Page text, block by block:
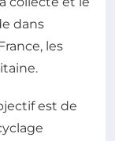
dans
les
est de